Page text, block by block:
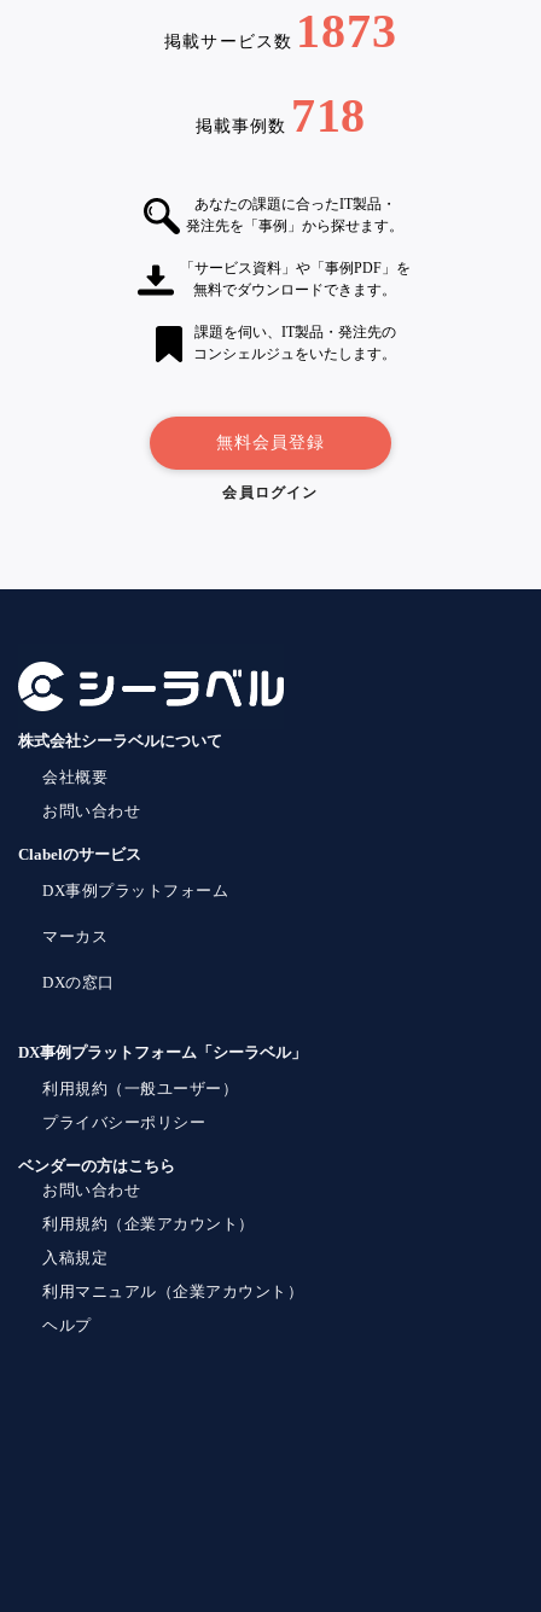
掲載サービス数 1873
掲載事例数 718
あなたの課題に合ったIT製品・
発注先を「事例」から探せます。
「サービス資料」や「事例PDF」を
無料でダウンロードできます。
課題を伺い、IT製品・発注先の
コンシェルジュをいたします。
無料会員登録
会員ログイン
株式会社シーラベルについて
会社概要
お問い合わせ
Clabelのサービス
DX事例プラットフォーム
マーカス
DXの窓口
DX事例プラットフォーム「シーラベル」
利用規約（一般ユーザー）
プライバシーポリシー
ベンダーの方はこちら
お問い合わせ
利用規約（企業アカウント）
入稿規定
利用マニュアル（企業アカウント）
ヘルプ